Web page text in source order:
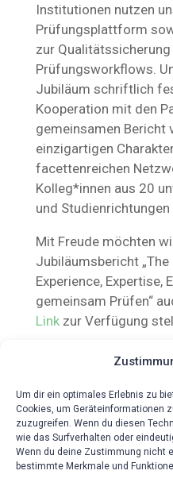
Um dir ein optimales Erlebnis zu
Cookies, um Geräteinformationen
zuzugreifen. Wenn du diesen
wie das Surfverhalten oder
Wenn du deine Zustimmung nicht
bestimmte Merkmale und
Institutionen nutzen
Prüfungsplattform
zur
Prüfungsworkflows.
Jubiläum schriftlich
Kooperation mit den
gemeinsamen Bericht
einzigartigen
facettenreichen
Kolleg*innen aus 20
und
Mit Freude möchten
Jubiläumsbericht
Experience, Expertise,
gemeinsam Prüfen“
Linkzur Verfügung
{!{wpv-post-date